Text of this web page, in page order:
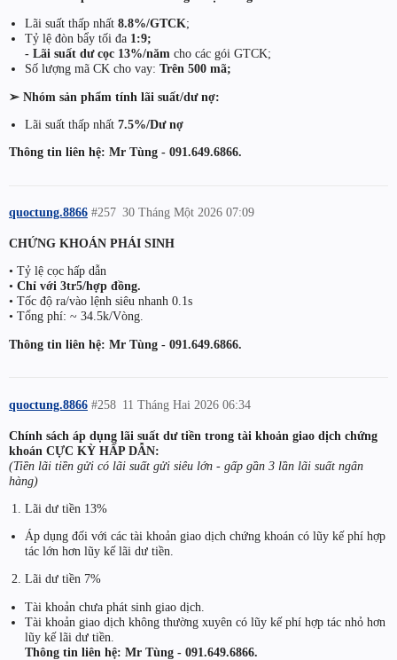
Lãi suất thấp nhất 8.8%/GTCK;
Tỷ lệ đòn bẩy tối đa 1:9;
- Lãi suất dư cọc 13%/nămcho các gói GTCK;
Số lượng mã CK cho vay: Trên 500 mã;
➢ Nhóm sản phẩm tính lãi suất/dư nợ:
Lãi suất thấp nhất 7.5%/Dư nợ
Thông tin liên hệ: Mr Tùng - 091.649.6866.
quoctung.8866 30 Tháng Một 2026 07:09
#257
CHỨNG KHOÁN PHÁI SINH
• Tỷ lệ cọc hấp dẫn
• Chỉ với 3tr5/hợp đồng.
• Tốc độ ra/vào lệnh siêu nhanh 0.1s
• Tổng phí: ~ 34.5k/Vòng.
Thông tin liên hệ: Mr Tùng - 091.649.6866.
quoctung.8866 11 Tháng Hai 2026 06:34
#258
Chính sách áp dụng lãi suất dư tiền trong tài khoản giao dịch chứng
khoán CỰC KỲ HẤP DẪN:
(Tiền lãi tiền gửi có lãi suất gửi siêu lớn - gấp gần 3 lần lãi suất ngân
hàng)
Lãi dư tiền 13%
Áp dụng đối với các tài khoản giao dịch chứng khoán có lũy kế phí hợp
tác lớn hơn lũy kế lãi dư tiền.
Lãi dư tiền 7%
Tài khoản chưa phát sinh giao dịch.
Tài khoản giao dịch không thường xuyên có lũy kế phí hợp tác nhỏ hơn
lũy kế lãi dư tiền.
Thông tin liên hệ: Mr Tùng - 091.649.6866.